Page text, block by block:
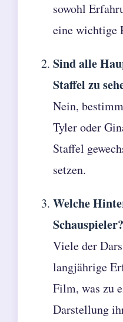
sowohl
eine wichtige
Sind alle
Staffel zu
Nein,
Tyler oder
Staffel
setzen.
Welche
Schauspieler?
Viele der
langjährige
Film, was zu
Darstellung